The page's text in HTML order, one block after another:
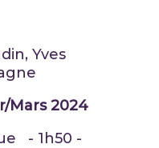
Yves
Mars 2024
- 1h50 -